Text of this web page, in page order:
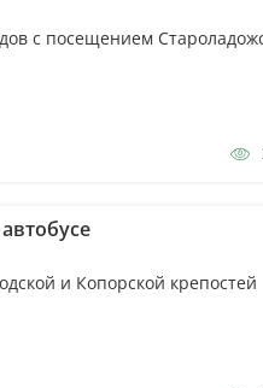
с посещением
и Копорской крепостей